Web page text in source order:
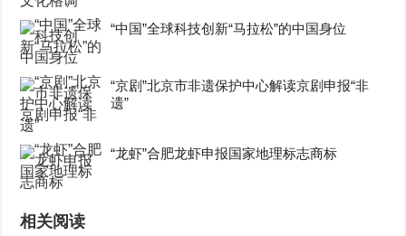
“中国”全球科技创新“马拉松”的中国身位
“京剧”北京市非遗保护中心解读京剧申报“非
遗”
“龙虾”合肥龙虾申报国家地理标志商标
相关阅读